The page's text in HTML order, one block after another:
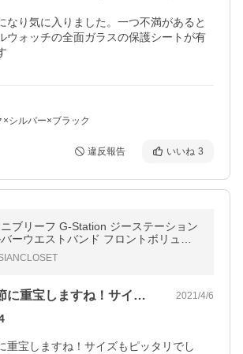
なり気に入りました。一つ不満があると
ウォッチの全面ガラスの保護シートが有
×シルバー×ブラック
違反報告 いいね 3
ブリーフ G-Station ジーステーション
ーウエストバンド フロントボリュー
ルバック メンズ 男性下着 立体 ホワイ
これからの季節に重宝しますね！サイズも… 2021/4/6
重宝しますね！サイズもピッタリでし